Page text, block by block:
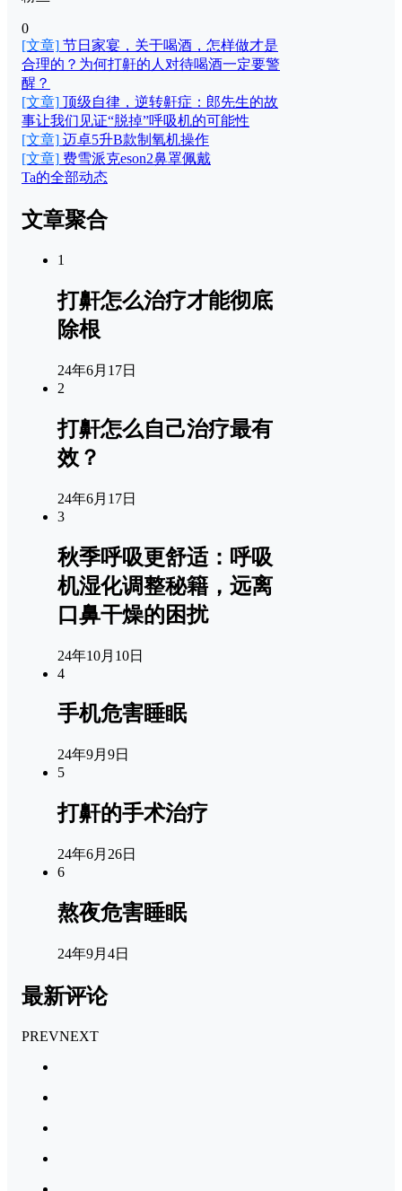
0
[文章] 节日家宴，关于喝酒，怎样做才是
合理的？为何打鼾的人对待喝酒一定要警
醒？
[文章] 顶级自律，逆转鼾症：郎先生的故
事让我们见证“脱掉”呼吸机的可能性
[文章] 迈卓5升B款制氧机操作
[文章] 费雪派克eson2鼻罩佩戴
Ta的全部动态
文章聚合
1
打鼾怎么治疗才能彻底
除根
24年6月17日
2
打鼾怎么自己治疗最有
效？
24年6月17日
3
秋季呼吸更舒适：呼吸
机湿化调整秘籍，远离
口鼻干燥的困扰
24年10月10日
4
手机危害睡眠
24年9月9日
5
打鼾的手术治疗
24年6月26日
6
熬夜危害睡眠
24年9月4日
最新评论
PREVNEXT